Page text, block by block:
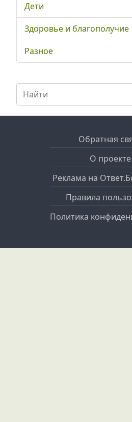
Дети
Здоровье и благополучие
Разное
Обратная
О проекте
Реклама на
Правила
Политика